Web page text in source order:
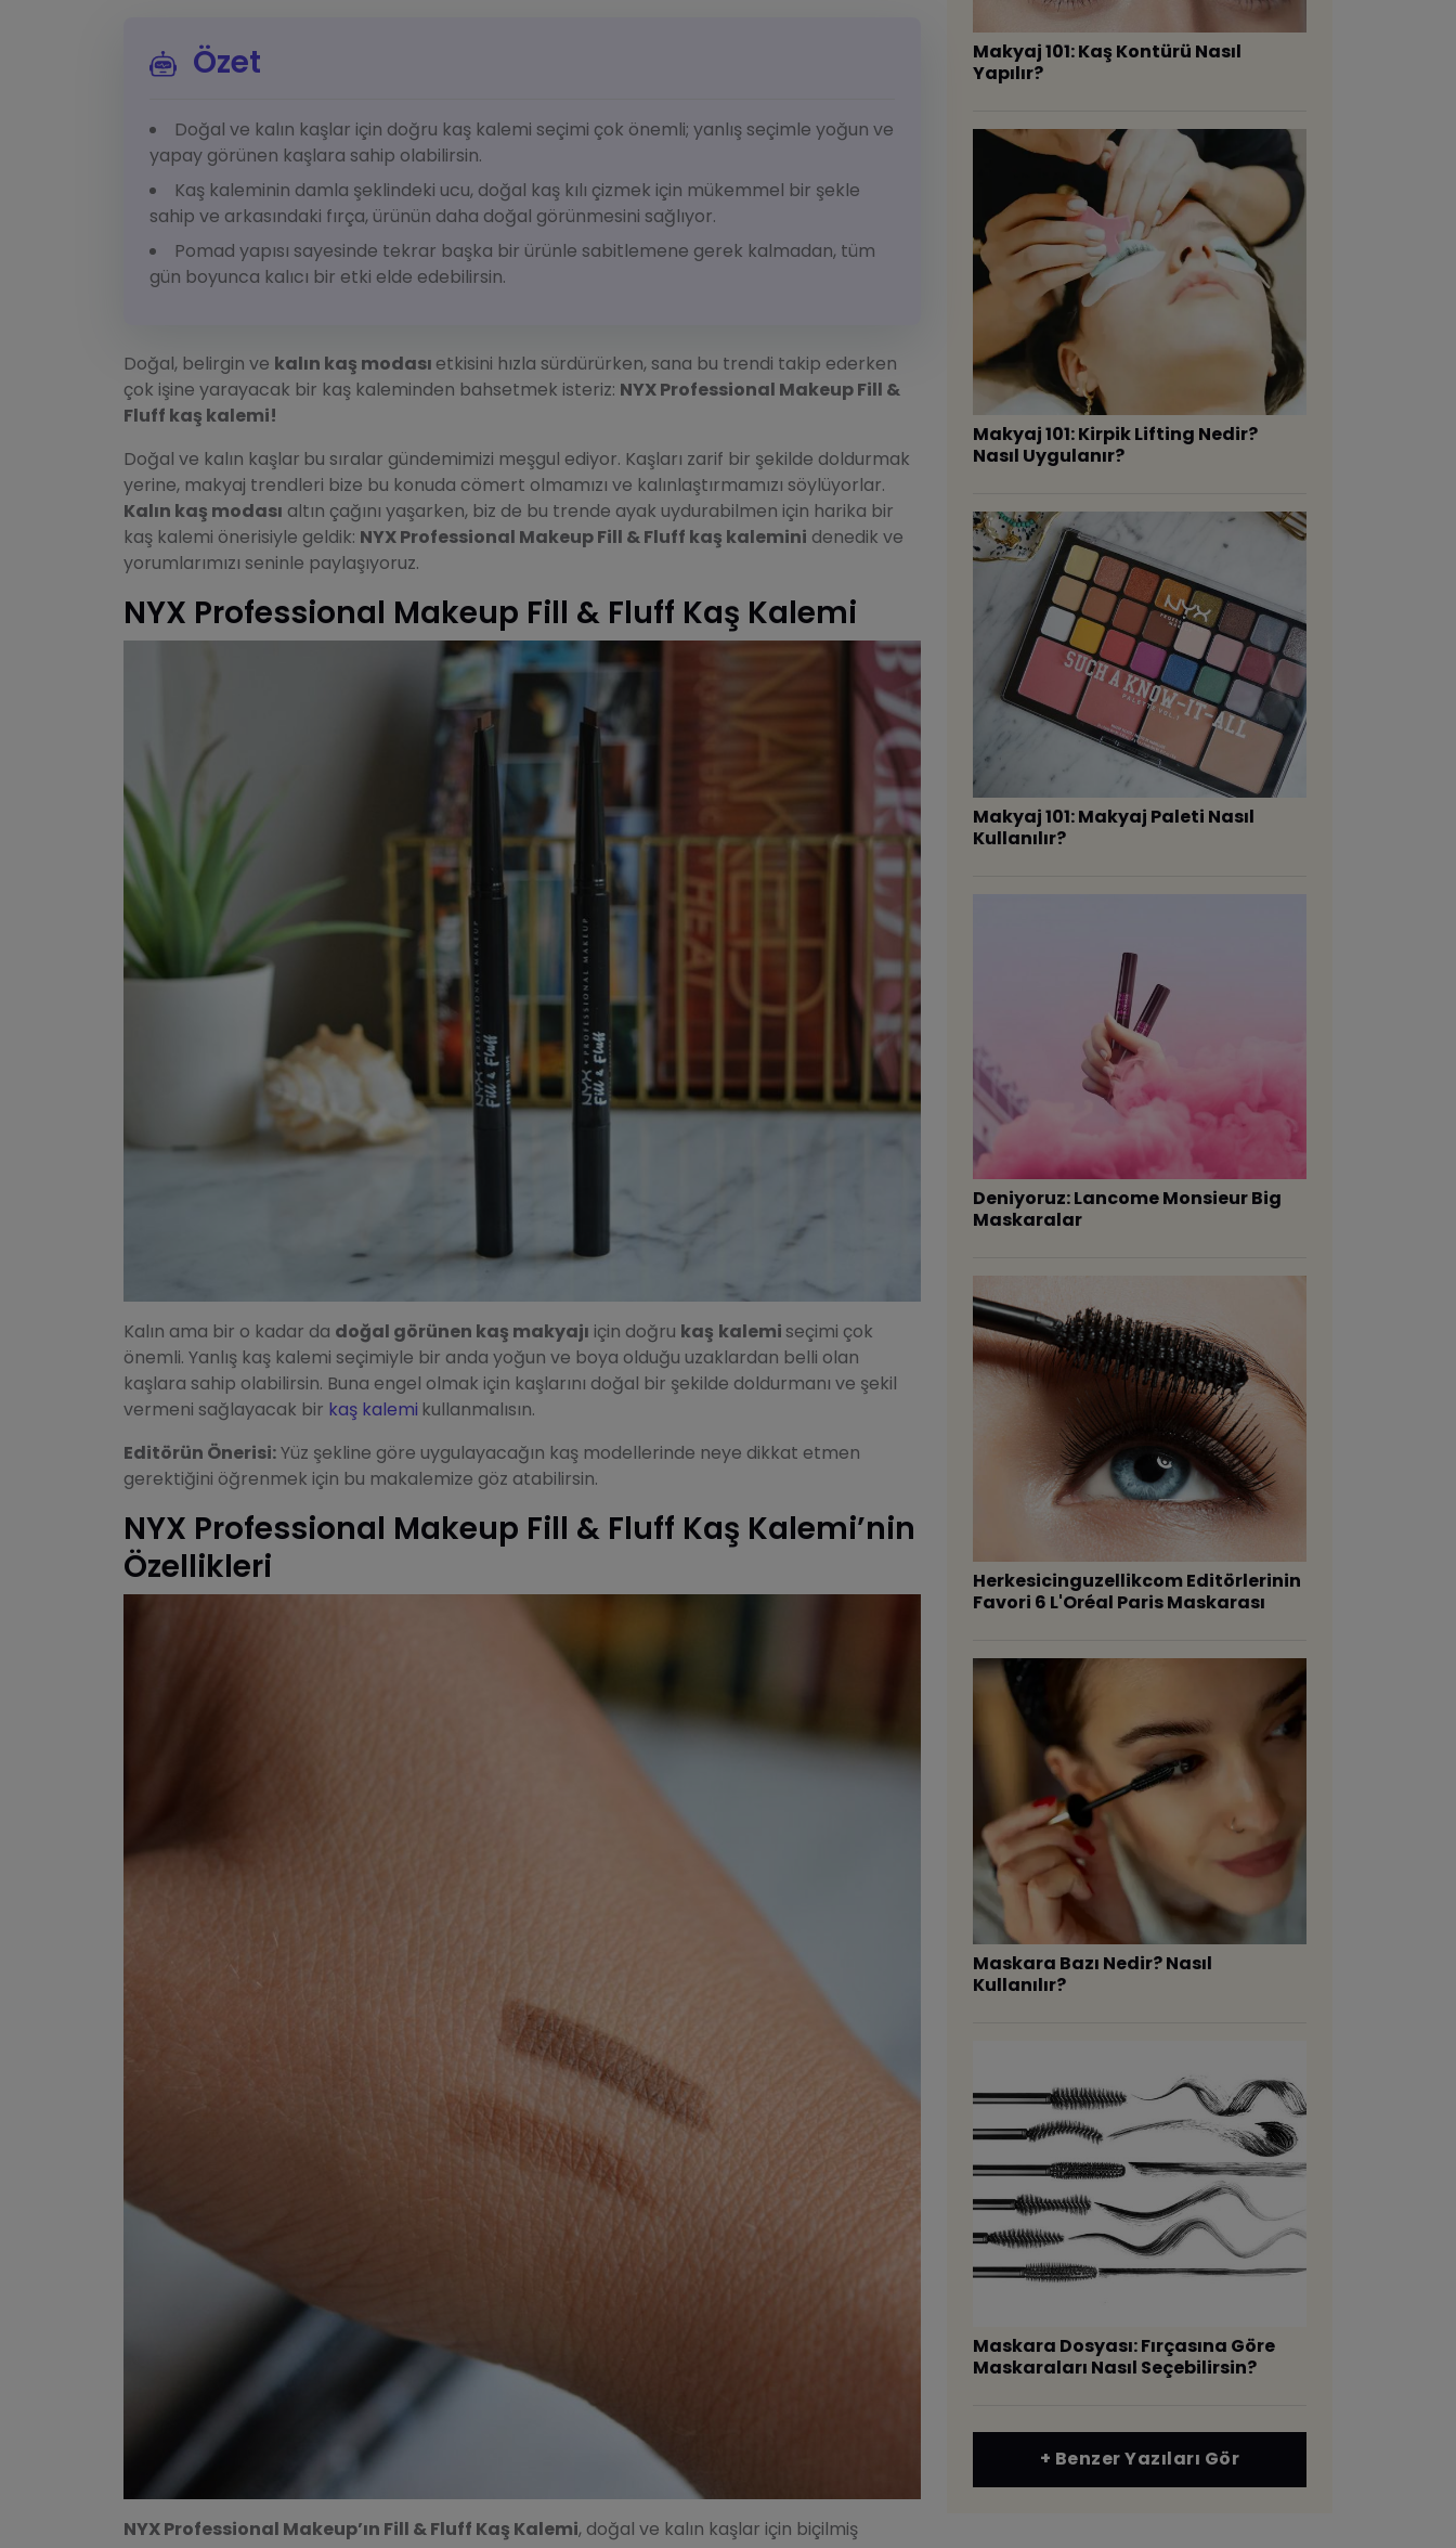
Özet
Doğal ve kalın kaşlar için doğru kaş kalemi seçimi çok önemli; yanlış seçimle yoğun ve
yapay görünen kaşlara sahip olabilirsin.
Kaş kaleminin damla şeklindeki ucu, doğal kaş kılı çizmek için mükemmel bir şekle
sahip ve arkasındaki fırça, ürünün daha doğal görünmesini sağlıyor.
Pomad yapısı sayesinde tekrar başka bir ürünle sabitlemene gerek kalmadan, tüm
gün boyunca kalıcı bir etki elde edebilirsin.
Doğal, belirgin ve kalın kaş modası etkisini hızla sürdürürken, sana bu trendi takip ederken
çok işine yarayacak bir kaş kaleminden bahsetmek isteriz: NYX Professional Makeup Fill &
Fluff kaş kalemi!
Doğal ve kalın kaşlar bu sıralar gündemimizi meşgul ediyor. Kaşları zarif bir şekilde doldurmak
yerine, makyaj trendleri bize bu konuda cömert olmamızı ve kalınlaştırmamızı söylüyorlar.
Kalın kaş modası altın çağını yaşarken, biz de bu trende ayak uydurabilmen için harika bir
kaş kalemi önerisiyle geldik: NYX Professional Makeup Fill & Fluff kaş kalemini denedik ve
yorumlarımızı seninle paylaşıyoruz.
NYX Professional Makeup Fill & Fluff Kaş Kalemi
Kalın ama bir o kadar da doğal görünen kaş makyajı için doğru kaş kalemi seçimi çok
önemli. Yanlış kaş kalemi seçimiyle bir anda yoğun ve boya olduğu uzaklardan belli olan
kaşlara sahip olabilirsin. Buna engel olmak için kaşlarını doğal bir şekilde doldurmanı ve şekil
vermeni sağlayacak bir kaş kalemi kullanmalısın.
Editörün Önerisi:Yüz şekline göre uygulayacağın kaş modellerinde neye dikkat etmen
gerektiğini öğrenmek için bu makalemize göz atabilirsin.
NYX Professional Makeup Fill & Fluff Kaş Kalemi’nin
Özellikleri
NYX Professional Makeup’ın Fill & Fluff Kaş Kalemi, doğal ve kalın kaşlar için biçilmiş
Makyaj 101: Kaş Kontürü Nasıl
Yapılır?
Makyaj 101: Kirpik Lifting Nedir?
Nasıl Uygulanır?
Makyaj 101: Makyaj Paleti Nasıl
Kullanılır?
Deniyoruz: Lancome Monsieur Big
Maskaralar
Herkesicinguzellikcom Editörlerinin
Favori 6 L'Oréal Paris Maskarası
Maskara Bazı Nedir? Nasıl
Kullanılır?
Maskara Dosyası: Fırçasına Göre
Maskaraları Nasıl Seçebilirsin?
+ Benzer Yazıları Gör